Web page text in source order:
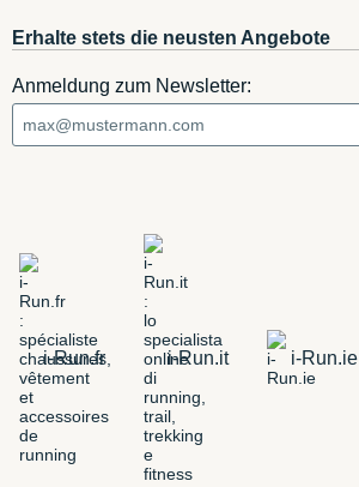
Erhalte stets die neusten Angebote
Anmeldung zum Newsletter:
i-Run.fr i-Run.it i-Run.ie